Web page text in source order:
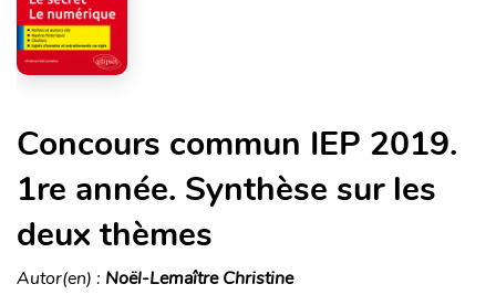
Concours commun IEP 2019.
1re année. Synthèse sur les
deux thèmes
Autor(en) : Noël-Lemaître Christine